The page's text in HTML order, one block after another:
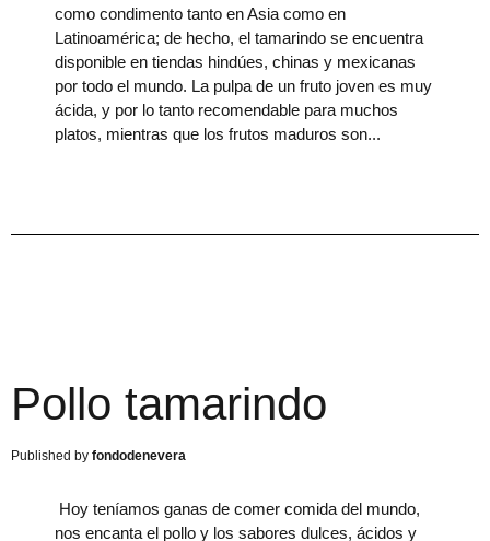
como condimento tanto en Asia como en
Latinoamérica; de hecho, el tamarindo se encuentra
disponible en tiendas hindúes, chinas y mexicanas
por todo el mundo. La pulpa de un fruto joven es muy
ácida, y por lo tanto recomendable para muchos
platos, mientras que los frutos maduros son
Pollo tamarindo
fondodenevera
​ Hoy teníamos ganas de comer comida del mundo,
nos encanta el pollo y los sabores dulces, ácidos y